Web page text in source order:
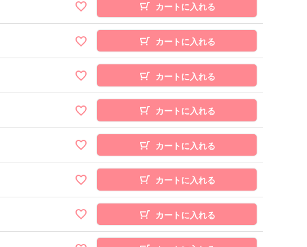
カートに入れる
カートに入れる
カートに入れる
カートに入れる
カートに入れる
カートに入れる
カートに入れる